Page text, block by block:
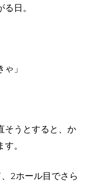
日。
」
そうとすると、か
。
2ホール目でさら